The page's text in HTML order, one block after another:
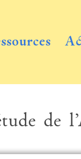
de